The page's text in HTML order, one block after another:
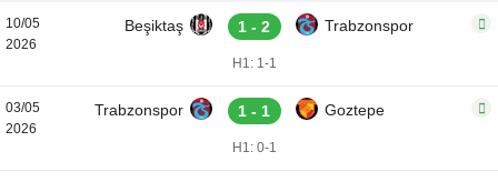
10/05
2026
Beşiktaş 1 - 2 Trabzonspor
H1: 1-1
03/05
2026
Trabzonspor 1 - 1 Goztepe
H1: 0-1